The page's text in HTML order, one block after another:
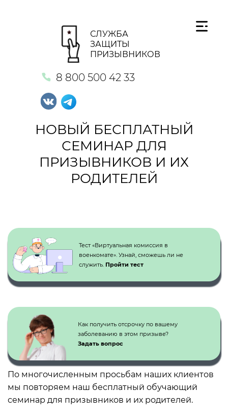
СЛУЖБА
ЗАЩИТЫ
ПРИЗЫВНИКОВ
8 800 500 42 33
НОВЫЙ БЕСПЛАТНЫЙ
СЕМИНАР ДЛЯ
ПРИЗЫВНИКОВ И ИХ
РОДИТЕЛЕЙ
Тест «Виртуальная комиссия в
военкомате». Узнай, сможешь ли не
служить. Пройти тест
Как получить отсрочку по вашему
заболеванию в этом призыве?
Задать вопрос
По многочисленным просьбам наших клиентов
мы повторяем наш бесплатный обучающий
семинар для призывников и их родителей.